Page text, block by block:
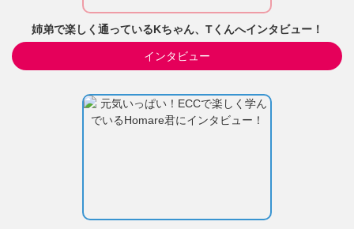
姉弟で楽しく通っているKちゃん、Tくんへインタビュー！
インタビュー